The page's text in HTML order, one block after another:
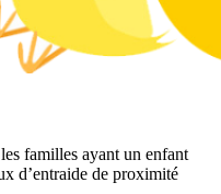
familles ayant un enfant
d’entraide de proximité